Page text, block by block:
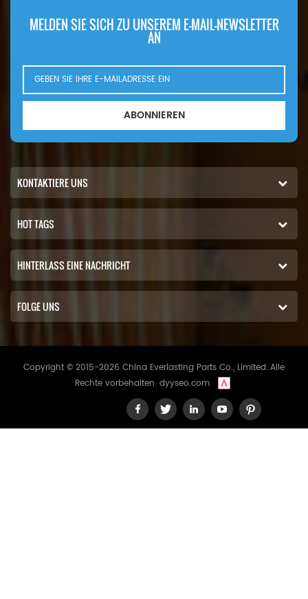
MELDEN SIE SICH ZU UNSEREM E-MAIL-NEWSLETTER
AN
ABONNIEREN
KONTAKTIERE UNS
HOT TAGS
HINTERLASS EINE NACHRICHT
FOLGE UNS
Copyright © 2015-2026 China Everlasting Parts Co., Limited..Alle
Rechte vorbehalten. dyyseo.com